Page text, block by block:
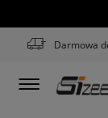
Darmowa